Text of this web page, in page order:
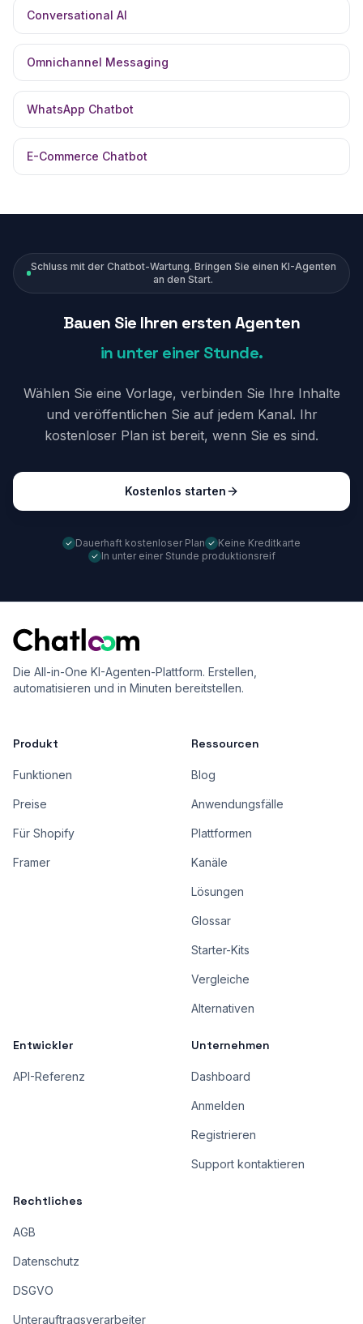
Conversational AI
Omnichannel Messaging
WhatsApp Chatbot
E-Commerce Chatbot
Schluss mit der Chatbot-Wartung. Bringen Sie einen KI-Agenten
an den Start.
Bauen Sie Ihren ersten Agenten
in unter einer Stunde.
Wählen Sie eine Vorlage, verbinden Sie Ihre Inhalte
und veröffentlichen Sie auf jedem Kanal. Ihr
kostenloser Plan ist bereit, wenn Sie es sind.
Kostenlos starten
Dauerhaft kostenloser Plan
Keine Kreditkarte
In unter einer Stunde produktionsreif
Die All-in-One KI-Agenten-Plattform. Erstellen,
automatisieren und in Minuten bereitstellen.
Produkt
Funktionen
Preise
Für Shopify
Framer
Ressourcen
Blog
Anwendungsfälle
Plattformen
Kanäle
Lösungen
Glossar
Starter-Kits
Vergleiche
Alternativen
Entwickler
API-Referenz
Unternehmen
Dashboard
Anmelden
Registrieren
Support kontaktieren
Rechtliches
AGB
Datenschutz
DSGVO
Unterauftragsverarbeiter